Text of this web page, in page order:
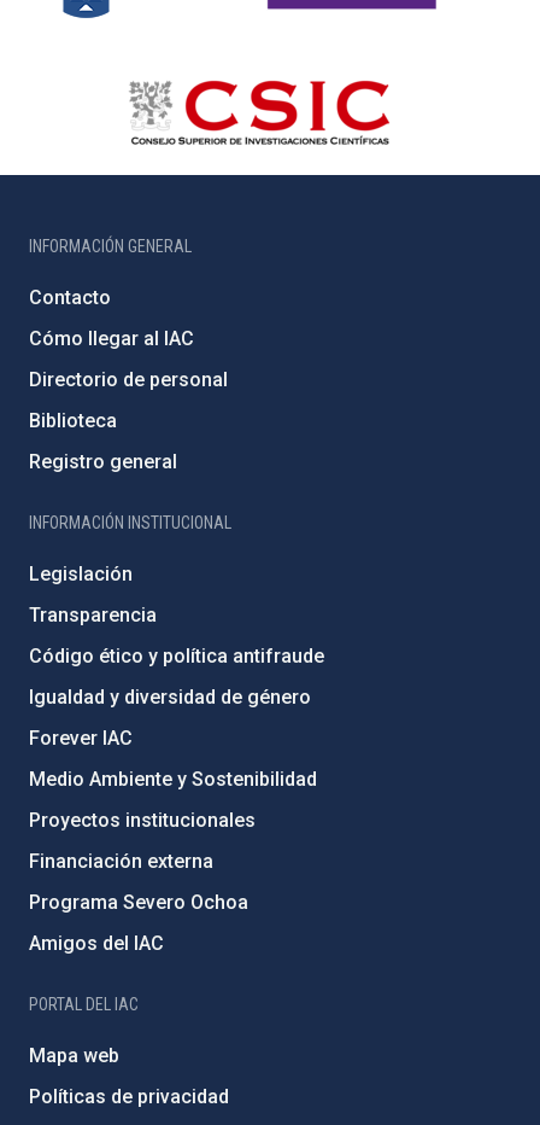
INFORMACIÓN GENERAL
Contacto
Cómo llegar al IAC
Directorio de personal
Biblioteca
Registro general
INFORMACIÓN INSTITUCIONAL
Legislación
Transparencia
Código ético y política antifraude
Igualdad y diversidad de género
Forever IAC
Medio Ambiente y Sostenibilidad
Proyectos institucionales
Financiación externa
Programa Severo Ochoa
Amigos del IAC
PORTAL DEL IAC
Mapa web
Políticas de privacidad